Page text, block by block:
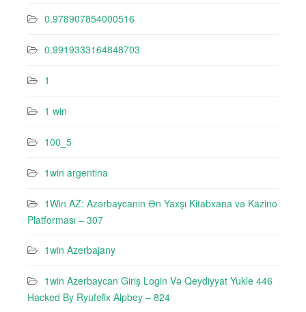
0.978907854000516
0.9919333164848703
1
1 win
100_5
1win argentina
1Win AZ: Azərbaycanın Ən Yaxşı Kitabxana və Kazino
Platforması – 307
1win Azerbajany
1win Azerbaycan Giriş Login Və Qeydiyyat Yukle 446
Hacked By Ryufeli̇x Alpbey – 824